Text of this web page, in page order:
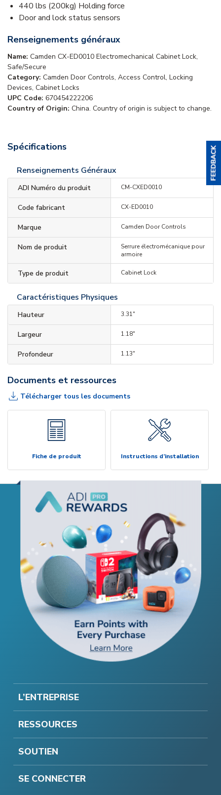
440 lbs (200kg) Holding force
Door and lock status sensors
Renseignements généraux
Name: Camden CX-ED0010 Electromechanical Cabinet Lock,
Safe/Secure
Category: Camden Door Controls, Access Control, Locking
Devices, Cabinet Locks
UPC Code: 670454222206
Country of Origin: China. Country of origin is subject to change.
Spécifications
Renseignements Généraux
ADI Numéro du produit CM-CXED0010
Code fabricant CX-ED0010
Marque Camden Door Controls
Nom de produit
Serrure électromécanique pour
armoire
Type de produit Cabinet Lock
Caractéristiques Physiques
Hauteur 3.31"
Largeur 1.18"
Profondeur 1.13"
Documents et ressources
Télécharger tous les documents
Fiche de produit Instructions d’installation
L’ENTREPRISE
RESSOURCES
SOUTIEN
SE CONNECTER